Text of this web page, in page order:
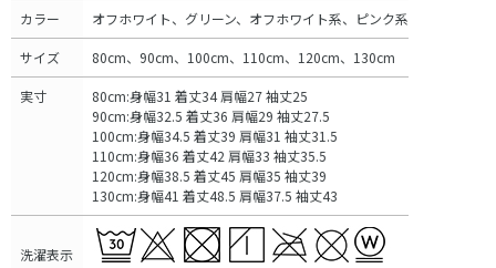
カラー オフホワイト、グリーン、オフホワイト系、ピンク系
サイズ 80cm、90cm、100cm、110cm、120cm、130cm
実寸
80cm:身幅31 着丈34 肩幅27 袖丈25
90cm:身幅32.5 着丈36 肩幅29 袖丈27.5
100cm:身幅34.5 着丈39 肩幅31 袖丈31.5
110cm:身幅36 着丈42 肩幅33 袖丈35.5
120cm:身幅38.5 着丈45 肩幅35 袖丈39
130cm:身幅41 着丈48.5 肩幅37.5 袖丈43
洗濯表示